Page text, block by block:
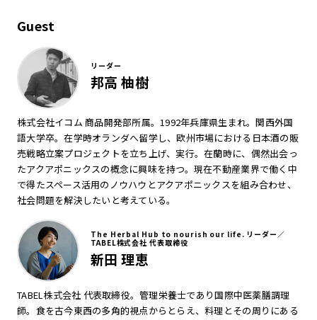
Guest
リーダー
邦高 柚樹
株式会社イコム 商品開発部所属。1992年兵庫県生まれ。関西外国
語大学卒。在学時オランダへ留学し、欧州市場における日本酒の販
売戦略立案プロジェクトを立ち上げ、実行。在蘭時に、偶然出会っ
たアクアポニックスの概念に興味を持つ。現在不動産業界で働く中
で得たスペース活用のノウハウとアクアポニックスを組み合わせ、
社会問題を解決したいと考えている。
The Herbal Hub to nourish our life. リーダー／
TABEL株式会社 代表取締役
新田 理恵
TABEL株式会社 代表取締役。管理栄養士であり国際中医薬膳調理
師。食を古今東西の多角的視点からとらえ、料理とその周りにある